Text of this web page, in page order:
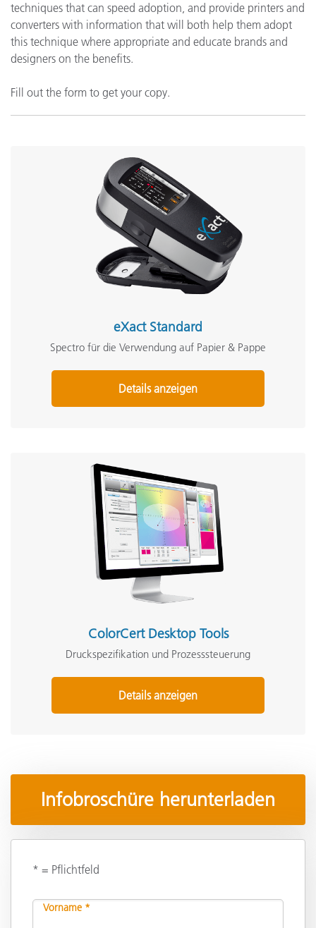
techniques that can speed adoption, and provide printers and
converters with information that will both help them adopt
this technique where appropriate and educate brands and
designers on the benefits.
Fill out the form to get your copy.
eXact Standard
Spectro für die Verwendung auf Papier & Pappe
Details anzeigen
ColorCert Desktop Tools
Druckspezifikation und Prozesssteuerung
Details anzeigen
Infobroschüre herunterladen
* = Pflichtfeld
Vorname *